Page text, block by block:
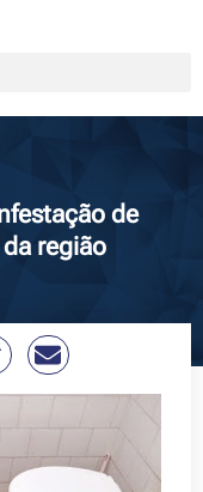
de
região